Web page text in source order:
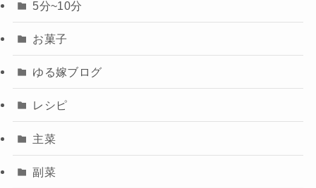
5分~10分
お菓子
ゆる嫁ブログ
レシピ
主菜
副菜